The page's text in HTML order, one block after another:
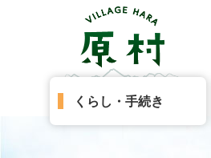
くらし・手続き